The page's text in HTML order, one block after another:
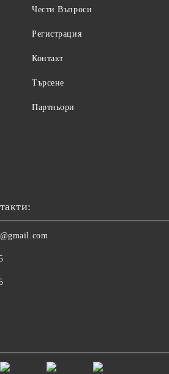
Чести Въпроси
Регистрация
Контакт
Търсене
Партньори